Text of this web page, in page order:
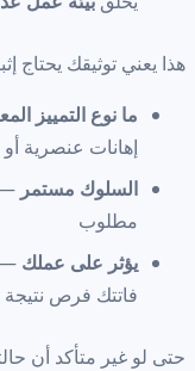
هذا يعني توثيقك يحتاج
ما نوع التمييز
إهانات عنصرية
السلوك مستمر —
مطلوب
يؤثر على عملك —
فاتتك فرص
حتى لو غير متأكد أن